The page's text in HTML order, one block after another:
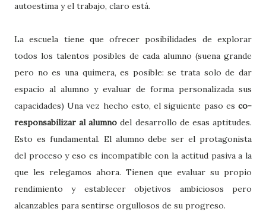
autoestima y el trabajo, claro está.
La escuela tiene que ofrecer posibilidades de explorar
todos los talentos posibles de cada alumno (suena grande
pero no es una quimera, es posible: se trata solo de dar
espacio al alumno y evaluar de forma personalizada sus
capacidades) Una vez hecho esto, el siguiente paso es co-
responsabilizar al alumnodel desarrollo de esas aptitudes.
Esto es fundamental. El alumno debe ser el protagonista
del proceso y eso es incompatible con la actitud pasiva a la
que les relegamos ahora. Tienen que evaluar su propio
rendimiento y establecer objetivos ambiciosos pero
alcanzables para sentirse orgullosos de su progreso.